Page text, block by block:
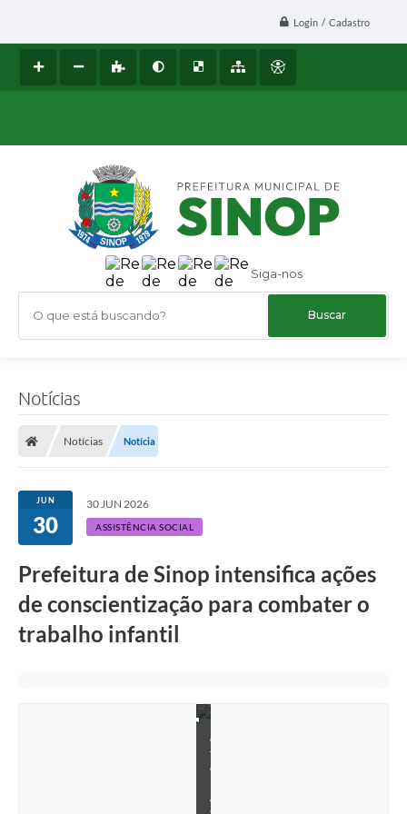
Login / Cadastro
Siga-nos
O que está buscando?
Notícias
Notícias Notícia
JUN
30
30 JUN 2026
ASSISTÊNCIA SOCIAL
Prefeitura de Sinop intensifica ações
de conscientização para combater o
trabalho infantil
o
t
o
A
s